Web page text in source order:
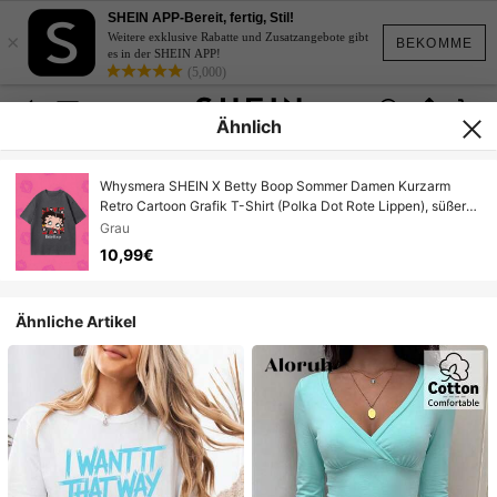
BEKOMME
×
SHEIN APP-Bereit, fertig, Stil!
Weitere exklusive Rabatte und Zusatzangebote gibt
es in der SHEIN APP!
(5,000)
Ähnlich
Whysmera SHEIN X Betty Boop Sommer Damen Kurzarm
Retro Cartoon Grafik T-Shirt (Polka Dot Rote Lippen), süßer
und cooler E-Girl Stil
Grau
10,99€
Ähnliche Artikel